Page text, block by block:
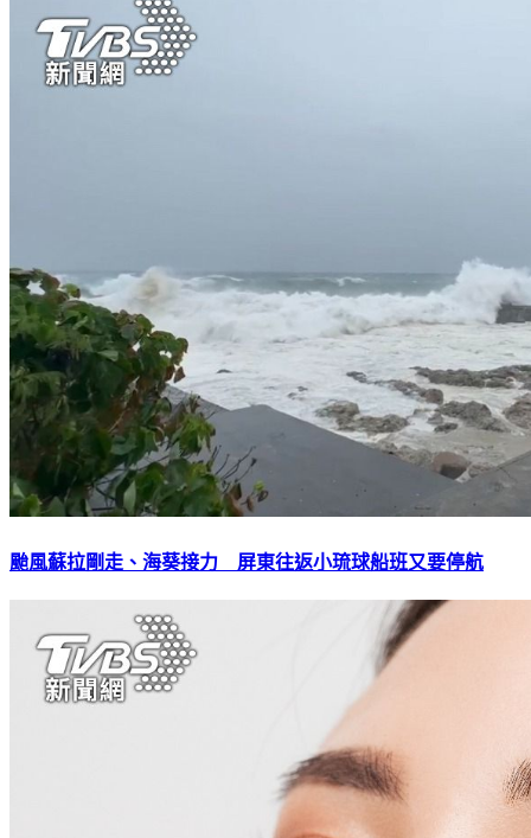
颱風蘇拉剛走、海葵接力 屏東往返小琉球船班又要停航